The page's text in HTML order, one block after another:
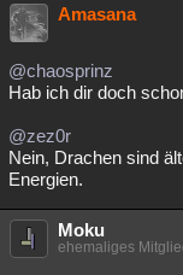
Amasana
@chaosprinz
Hab ich dir doch
@zez0r
Nein, Drachen sind
Energien.
Moku
ehemaliges